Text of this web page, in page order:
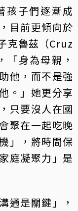
孩子們逐漸成
目前更傾向於
克魯茲（Cruz
「身為母親，
他，而不是強
。」她更分享
只要沒人在國
聚在一起吃晚
」，將時間保
庭凝聚力」是
通是關鍵」，